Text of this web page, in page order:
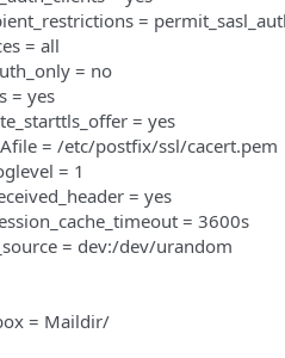
=
= all
= no
= yes
= yes
= /etc/postfix/ssl/cacert.pem
= 1
= yes
= 3600s
= dev:/dev/urandom
= Maildir/